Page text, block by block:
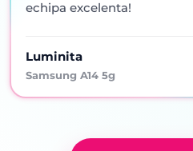
echipa excelenta!
Luminita
Samsung A14 5g